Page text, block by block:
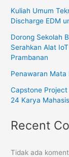
Kuliah Umum
Discharge EDM
Dorong Sekolah
Serahkan Alat
Prambanan
Penawaran Mata
Capstone
24 Karya
Recent
Tidak ada